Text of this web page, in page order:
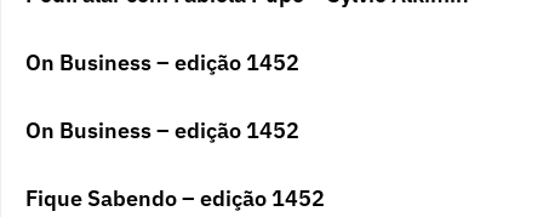
On Business – edição 1452
On Business – edição 1452
Fique Sabendo – edição 1452